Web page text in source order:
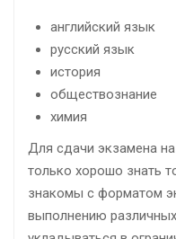
английский язык
русский язык
история
обществознание
химия
Для сдачи экзамена
только хорошо знать
знакомы с форматом
выполнению